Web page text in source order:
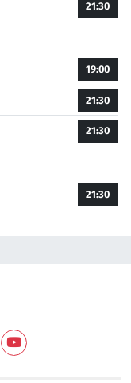
21:30
19:00
21:30
21:30
21:30